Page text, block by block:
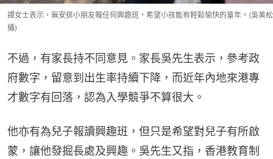
譚女士表示，無安排小朋友報任何興趣班，希望小孩能有輕鬆愉快的童年。(吳美松
攝)
不過，有家長持不同意見。家長吳先生表示，參考政
府數字，留意到出生率持續下降，而近年內地來港專
才數字有回落，認為入學競爭不算很大。
他亦有為兒子報讀興趣班，但只是希望對兒子有所啟
蒙，讓他發掘長處及興趣。吳先生又指，香港教育制